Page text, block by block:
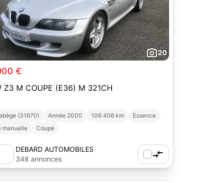
20
€
Z3 M COUPE (E36) M 321CH
(31670) Année 2000 106 406 km
Essence
manuelle
Coupé
DEBARD AUTOMOBILES
348 annonces